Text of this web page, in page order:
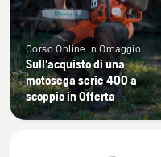
Corso Online in Omaggio
Sull'acquisto di una
motosega serie 400 a
scoppio in Offerta